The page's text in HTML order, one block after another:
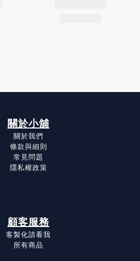
關於小舖
關於我們
條款與細則
常見問題
隱私權政策
顧客服務
客製化請看我
所有商品